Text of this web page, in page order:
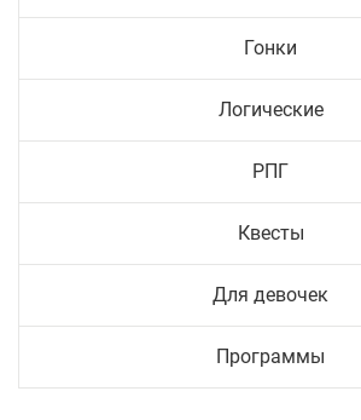
Гонки
Логические
РПГ
Квесты
Для девочек
Программы